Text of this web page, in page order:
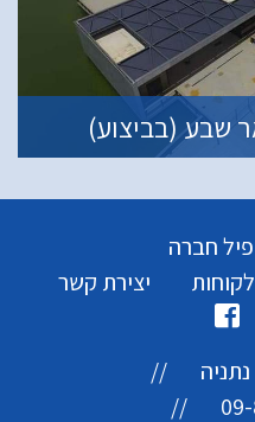
שבע (בביצוע)
חברה
לקוחות
יצירת קשר